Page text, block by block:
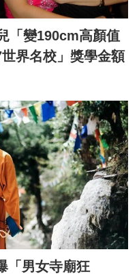
「變190cm高顏值
界名校」獎學金額
「男女寺廟狂